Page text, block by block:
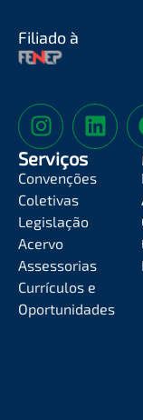
Filiado à
Serviços
Convenções
Coletivas
Legislação
Acervo
Assessorias
Currículos e
Oportunidades